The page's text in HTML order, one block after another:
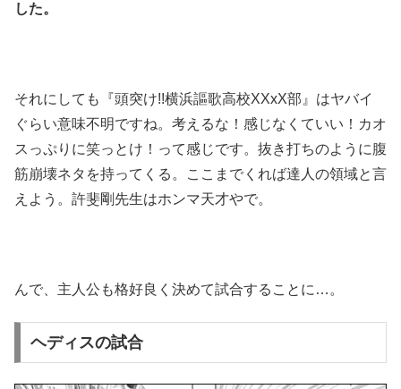
した。
それにしても『頭突け!!横浜謳歌高校XXxX部』はヤバイ
ぐらい意味不明ですね。考えるな！感じなくていい！カオ
スっぷりに笑っとけ！って感じです。抜き打ちのように腹
筋崩壊ネタを持ってくる。ここまでくれば達人の領域と言
えよう。許斐剛先生はホンマ天才やで。
んで、主人公も格好良く決めて試合することに…。
ヘディスの試合